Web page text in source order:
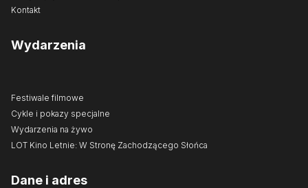
Kontakt
Wydarzenia
Festiwale filmowe
Cykle i pokazy specjalne
Wydarzenia na żywo
LOT Kino Letnie: W Stronę Zachodzącego Słońca
Dane i adres